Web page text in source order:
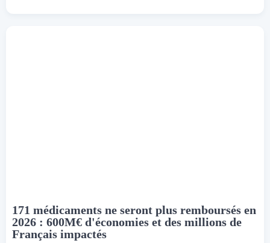
171 médicaments ne seront plus remboursés en
2026 : 600M€ d'économies et des millions de
Français impactés